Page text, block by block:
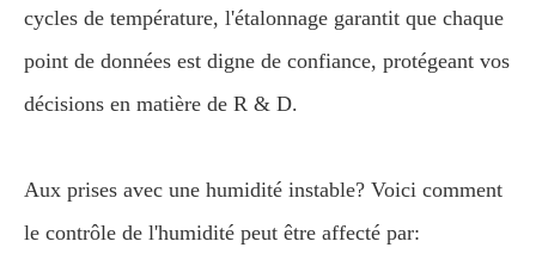
cycles de température, l'étalonnage garantit que chaque
point de données est digne de confiance, protégeant vos
décisions en matière de R & D.
Aux prises avec une humidité instable? Voici comment
le contrôle de l'humidité peut être affecté par: